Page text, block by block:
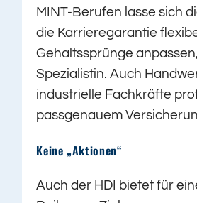
MINT-Berufen lasse sich
die Karrieregarantie
Gehaltssprünge
Spezialistin. Auch
industrielle Fachkräfte
passgenauem
Keine „Aktionen“
Auch der HDI bietet für